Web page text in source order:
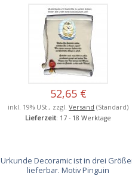
52,65 €
inkl. 19% USt., zzgl.Versand (Standard)
Lieferzeit: 17 - 18 Werktage
Urkunde Decoramic ist in drei
lieferbar. Motiv Pinguin